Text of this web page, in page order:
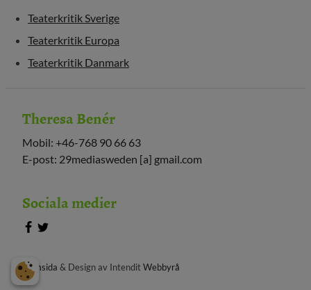
Teaterkritik Sverige
Teaterkritik Europa
Teaterkritik Danmark
Theresa Benér
Mobil: +46-768 90 66 63
E-post: 29mediasweden [a] gmail.com
Sociala medier
Hemsida & Design av IntenditWebbyrå